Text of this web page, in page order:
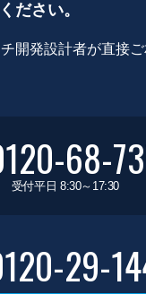
ださい。
開発設計者が直接ご
68-
受付平日 8:30～17:30
29-